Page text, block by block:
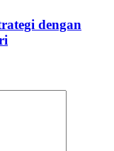
dengan